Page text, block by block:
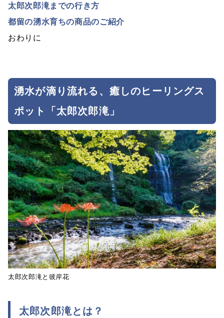
太郎次郎滝までの行き方
都留の湧水育ちの商品のご紹介
おわりに
湧水が滴り流れる、癒しのヒーリングス
ポット「太郎次郎滝」
太郎次郎滝と彼岸花
太郎次郎滝とは？